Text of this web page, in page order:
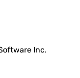
Inc.